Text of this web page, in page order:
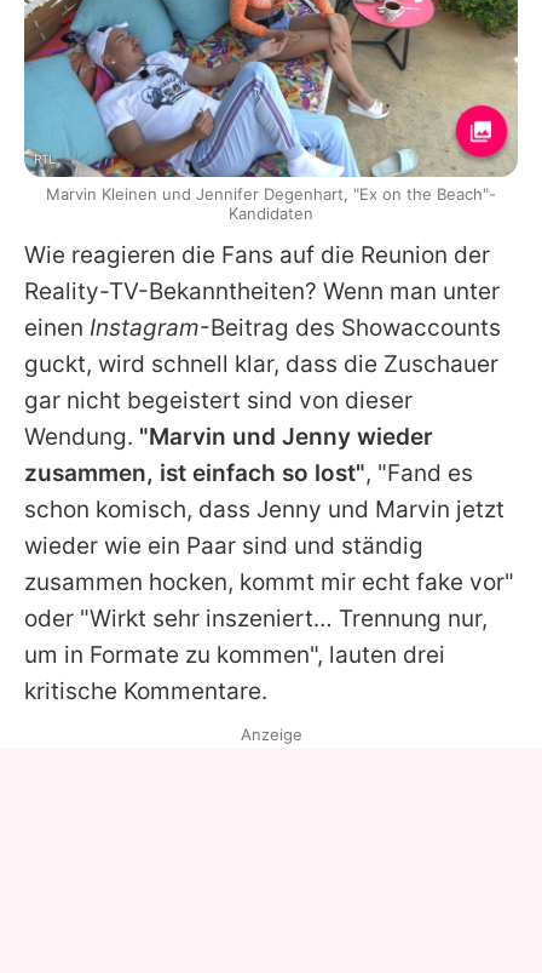
Wie reagieren die Fans auf die Reunion der
Reality-TV-Bekanntheiten? Wenn man unter
einen Instagram-Beitrag des Showaccounts
guckt, wird schnell klar, dass die Zuschauer
gar nicht begeistert sind von dieser
Wendung. "Marvin und Jenny wieder
zusammen, ist einfach so lost", "Fand es
schon komisch, dass Jenny und Marvin jetzt
wieder wie ein Paar sind und ständig
zusammen hocken, kommt mir echt fake vor"
oder "Wirkt sehr inszeniert… Trennung nur,
um in Formate zu kommen", lauten drei
kritische Kommentare.
RTL
Marvin Kleinen und Jennifer Degenhart, "Ex on the Beach"-
Kandidaten
Anzeige